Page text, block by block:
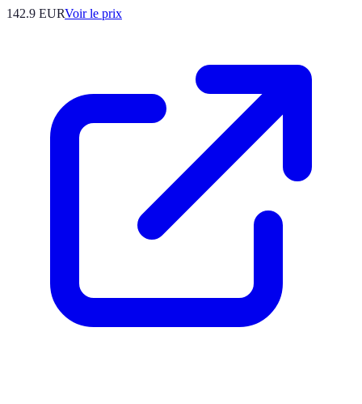
142.9 EURVoir le prix